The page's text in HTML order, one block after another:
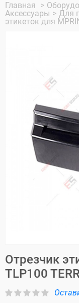
Главная >
Аксессуары > Для
этикеток для
Отрезчик
TLP100